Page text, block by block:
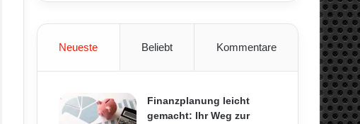
Neueste Beliebt Kommentare
Finanzplanung leicht
gemacht: Ihr Weg zur